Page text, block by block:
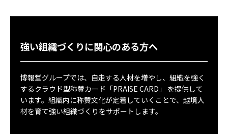
強い組織づくりに関心のある方へ
博報堂グループでは、自走する人材を増やし、組織を強く
するクラウド型称賛カード「PRAISE CARD」 を提供して
います。組織内に称賛文化が定着していくことで、越境人
材を育て強い組織づくりをサポートします。